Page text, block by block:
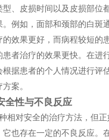
型、皮损时间以及皮损部位
。例如，面部和颈部的白斑
的效果更好，而病程较短的
患者治疗的效果更快。在进
根据患者的个人情况进行评
案。
全性与不良反应
相对安全的治疗方法，但正
它也存在一定的不良反应。